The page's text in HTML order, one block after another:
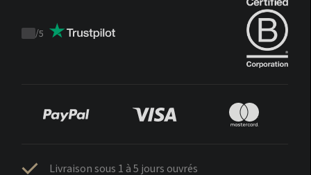
Trustpilot
/5
Livraison sous 1 à 5 jours ouvrés